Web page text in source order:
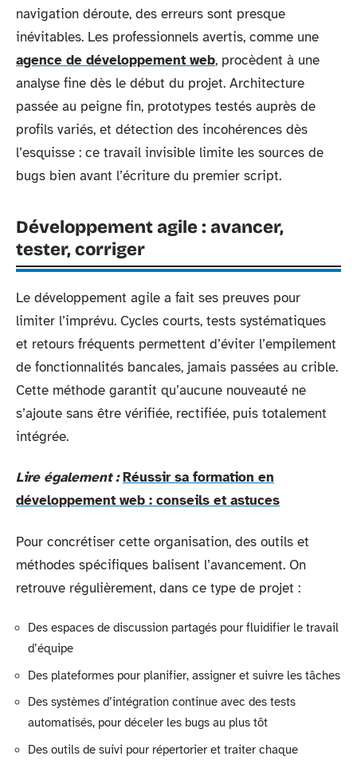
navigation déroute, des erreurs sont presque
inévitables. Les professionnels avertis, comme une
agence de développement web, procèdent à une
analyse fine dès le début du projet. Architecture
passée au peigne fin, prototypes testés auprès de
profils variés, et détection des incohérences dès
l’esquisse : ce travail invisible limite les sources de
bugs bien avant l’écriture du premier script.
Développement agile : avancer,
tester, corriger
Le développement agile a fait ses preuves pour
limiter l’imprévu. Cycles courts, tests systématiques
et retours fréquents permettent d’éviter l’empilement
de fonctionnalités bancales, jamais passées au crible.
Cette méthode garantit qu’aucune nouveauté ne
s’ajoute sans être vérifiée, rectifiée, puis totalement
intégrée.
Lire également : Réussir sa formation en
développement web : conseils et astuces
Pour concrétiser cette organisation, des outils et
méthodes spécifiques balisent l’avancement. On
retrouve régulièrement, dans ce type de projet :
Des espaces de discussion partagés pour fluidifier le travail
d’équipe
Des plateformes pour planifier, assigner et suivre les tâches
Des systèmes d’intégration continue avec des tests
automatisés, pour déceler les bugs au plus tôt
Des outils de suivi pour répertorier et traiter chaque